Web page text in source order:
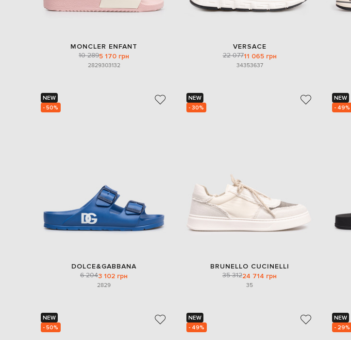
MONCLER ENFANT
10 2895 170 грн
2829303132
VERSACE
22 07711 065 грн
34353637
NEW
- 50%
DOLCE&GABBANA
6 2043 102 грн
2829
NEW
- 30%
BRUNELLO CUCINELLI
35 31224 714 грн
35
NEW
- 49%
NEW
- 50%
NEW
- 49%
NEW
- 29%